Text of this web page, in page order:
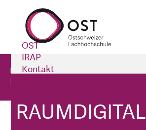
OST
IRAP
Kontakt
RAUMDIGITAL
raumdigital
raumdigital Kategorien